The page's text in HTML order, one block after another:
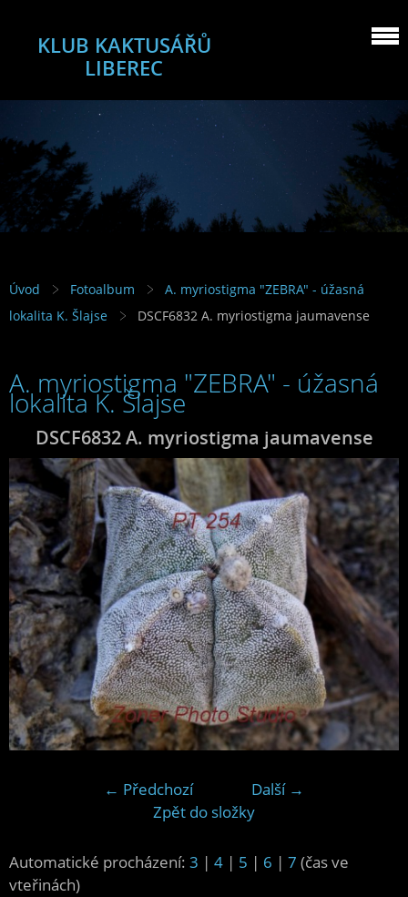
KLUB KAKTUSÁŘŮ
LIBEREC
Úvod Fotoalbum
A. myriostigma "ZEBRA" - úžasná
lokalita K. Šlajse
DSCF6832 A. myriostigma jaumavense
A. myriostigma "ZEBRA" - úžasná
lokalita K. Šlajse
DSCF6832 A. myriostigma jaumavense
← Předchozí
Další →
Zpět do složky
Automatické procházení: 3 | 4 | 5 | 6 | 7 (čas ve
vteřinách)